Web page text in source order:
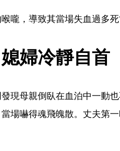
嚨，導致其當場失血過多死
婦冷靜自首
現母親倒臥在血泊中一動
場嚇得魂飛魄散。丈夫第